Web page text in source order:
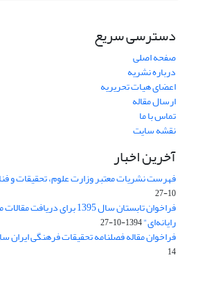
دسترسی سریع
صفحه اصلی
درباره نشریه
اعضای هیات تحریریه
ارسال مقاله
تماس با ما
نقشه سایت
آخرین اخبار
فهرست نشریات معتبر وزارت علوم، تحقیقات و فناوری
10-27
فراخوان تابستان سال 1395 برای
رایانه‌ای"1394-10-27
فراخوان مقاله فصلنامه تحقیقات فرهنگی ایران سال 1394 و
14